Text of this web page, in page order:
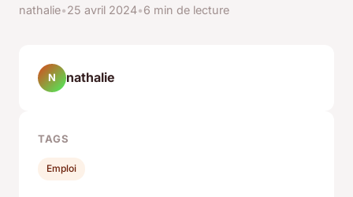
nathalie•25 avril 2024•6 min de lecture
N nathalie
TAGS
Emploi